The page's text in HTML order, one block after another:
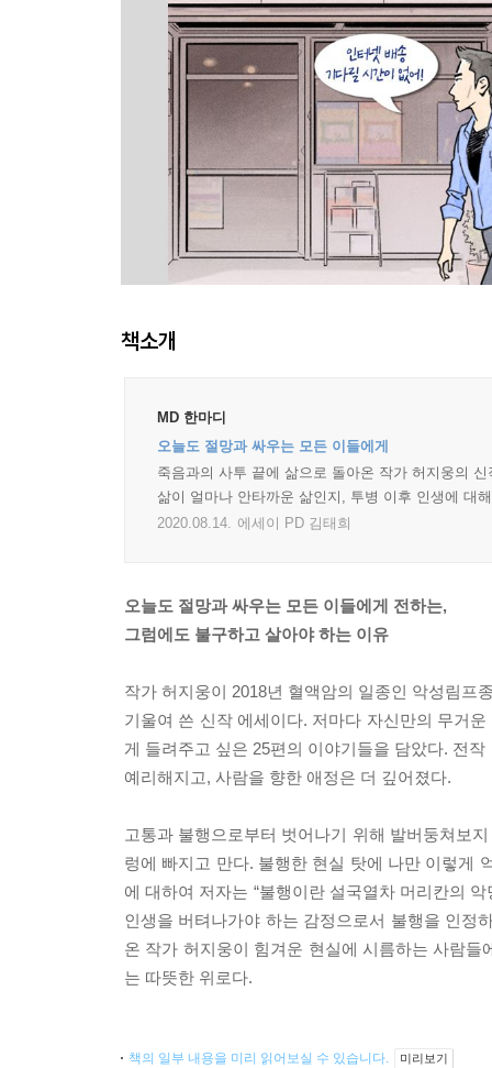
책소개
MD 한마디
오늘도 절망과 싸우는 모든 이들에게
죽음과의 사투 끝에 삶으로 돌아온 작가 허지웅의
삶이 얼마나 안타까운 삶인지, 투병 이후 인생에 대
2020.08.14. 에세이 PD 김태희
오늘도 절망과 싸우는 모든 이들에게 전하는,
그럼에도 불구하고 살아야 하는 이유
작가 허지웅이 2018년 혈액암의 일종인 악성림프
기울여 쓴 신작 에세이다. 저마다 자신만의 무거
게 들려주고 싶은 25편의 이야기들을 담았다. 전
예리해지고, 사람을 향한 애정은 더 깊어졌다.
고통과 불행으로부터 벗어나기 위해 발버둥쳐보
렁에 빠지고 만다. 불행한 현실 탓에 나만 이렇게
에 대하여 저자는 “불행이란 설국열차 머리칸의
인생을 버텨나가야 하는 감정으로서 불행을 인정
온 작가 허지웅이 힘겨운 현실에 시름하는 사람
는 따뜻한 위로다.
책의 일부 내용을 미리 읽어보실 수 있습니다. 미리보기